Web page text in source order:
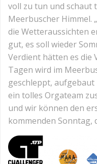
voll zu tun und schaut
Meerbuscher Himmel.
die Wetteraussichten
gut, es soll wieder
Verdient hätten es die
Tagen wird im
geschleppt,
ein tolles Orgateam
und wir können den
kommenden Sonntag,